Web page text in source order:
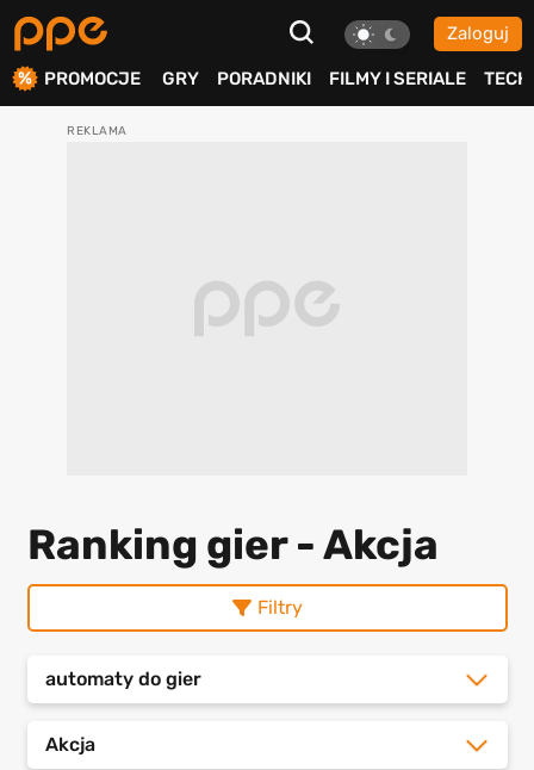
Zaloguj
PROMOCJE GRY PORADNIKI FILMY I SERIALE TECH
Ranking gier - Akcja
Filtry
automaty do gier
Akcja